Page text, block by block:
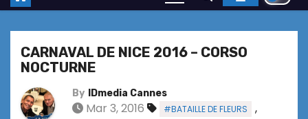
CARNAVAL DE NICE 2016 – CORSO
NOCTURNE
By IDmedia Cannes
Mar 3, 2016 #BATAILLE DE FLEURS ,